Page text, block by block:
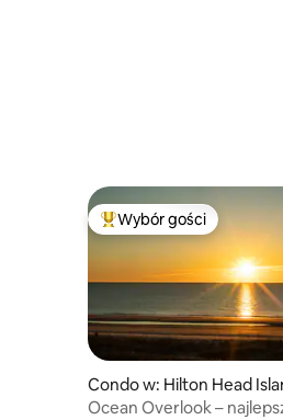
Najpopularniejsze z
Wybór gości
Condo w: Hilton Head
Ocean Overlook –